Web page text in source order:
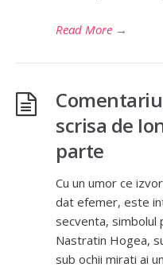
Read More →
scrisa de
parte
Cu un umor ce
dat efemer, este
secventa, simbolul
Nastratin Hogea,
sub ochii mirati ai